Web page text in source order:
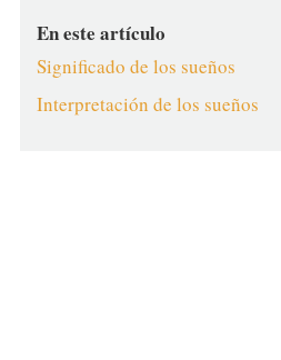
En este artículo
Significado de los sueños
Interpretación de los sueños